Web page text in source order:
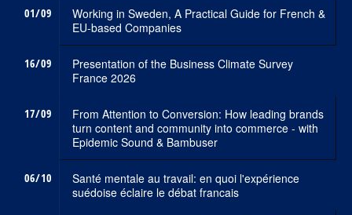
01/09
Working in Sweden, A Practical Guide for French &
EU-based Companies
16/09
Presentation of the Business Climate Survey
France 2026
17/09
From Attention to Conversion: How leading brands
turn content and community into commerce - with
Epidemic Sound & Bambuser
06/10
Santé mentale au travail: en quoi l'expérience
suédoise éclaire le débat francais